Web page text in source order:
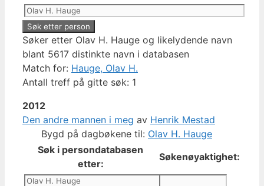
Søker etter Olav H. Hauge og likelydende navn
blant 5617 distinkte navn i databasen
Match for: Hauge, Olav H.
Antall treff på gitte søk: 1
2012
Den andre mannen i meg av Henrik Mestad
Bygd på dagbøkene til: Olav H. Hauge
Søk i persondatabasen
etter:
Søkenøyaktighet: